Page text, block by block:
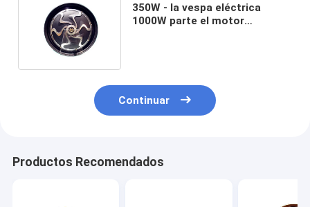
350W - la vespa eléctrica
1000W parte el motor
Continuar
Productos Recomendados